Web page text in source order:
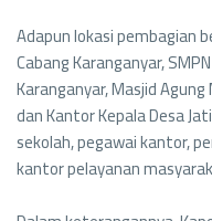
Adapun lokasi pembagian
Cabang Karanganyar,
Karanganyar, Masjid
dan Kantor Kepala Desa
sekolah, pegawai kantor,
kantor pelayanan